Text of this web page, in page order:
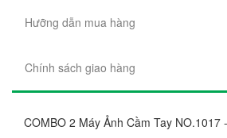
Hưỡng dẫn mua hàng
Chính sách giao hàng
COMBO 2 Máy Ảnh Cầm Tay NO.1017